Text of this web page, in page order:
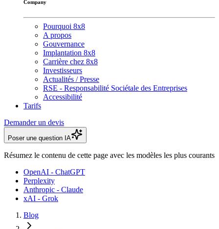
Company
Pourquoi 8x8
A propos
Gouvernance
Implantation 8x8
Carrière chez 8x8
Investisseurs
Actualités / Presse
RSE - Responsabilité Sociétale des Entreprises
Accessibilité
Tarifs
Demander un devis
Poser une question IA
Résumez le contenu de cette page avec les modèles les plus courants
OpenAI - ChatGPT
Perplexity
Anthropic - Claude
xAI - Grok
Blog